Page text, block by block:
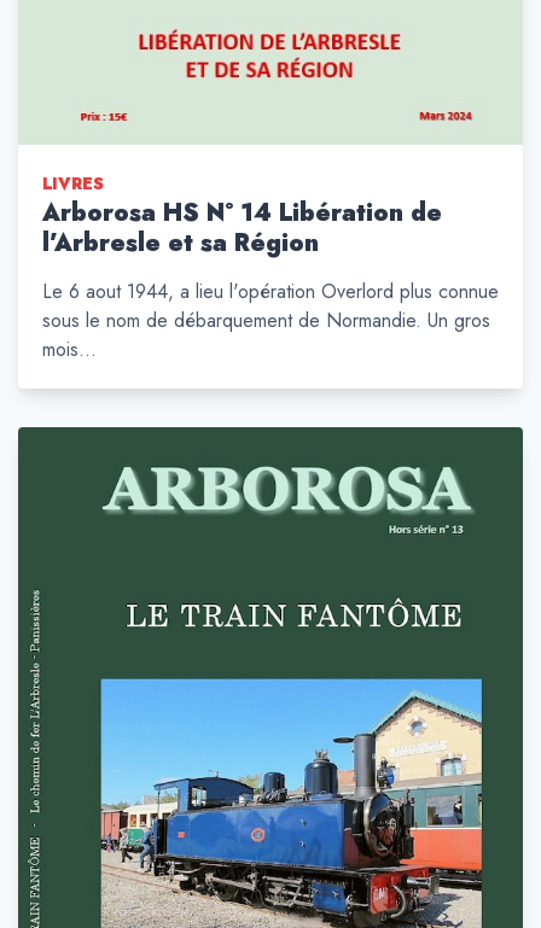
LIVRES
Arborosa HS N° 14 Libération de
l’Arbresle et sa Région
Le 6 aout 1944, a lieu l'opération Overlord plus connue
sous le nom de débarquement de Normandie. Un gros
mois…